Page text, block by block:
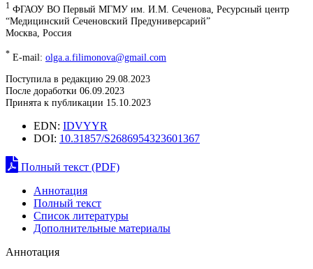
1 ФГАОУ ВО Первый МГМУ им. И.М. Сеченова, Ресурсный центр
“Медицинский Сеченовский Предуниверсарий”
Москва, Россия
* E-mail: olga.a.filimonova@gmail.com
Поступила в редакцию 29.08.2023
После доработки 06.09.2023
Принята к публикации 15.10.2023
EDN: IDVYYR
DOI: 10.31857/S2686954323601367
Полный текст (PDF)
Аннотация
Полный текст
Список литературы
Дополнительные материалы
Аннотация